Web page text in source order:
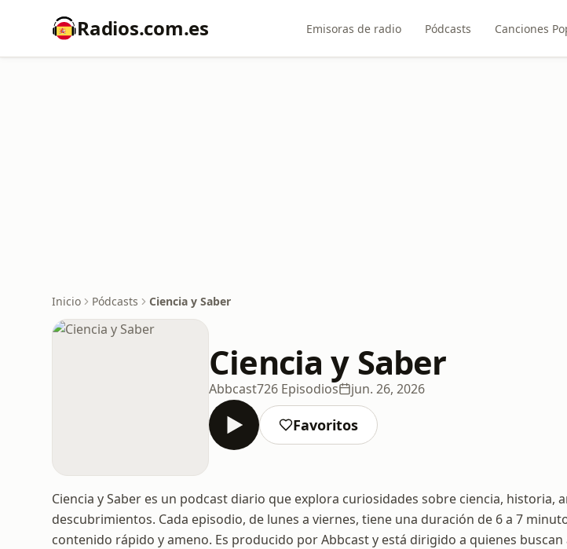
Radios.com.es Emisoras de radio Pódcasts Canciones
Inicio Pódcasts Ciencia y Saber
Ciencia y Saber
Abbcast726 Episodios jun. 26, 2026
Favoritos
Ciencia y Saber es un podcast diario que explora curiosidades sobre ciencia, historia,
descubrimientos. Cada episodio, de lunes a viernes, tiene una duración de 6 a 7
contenido rápido y ameno. Es producido por Abbcast y está dirigido a quienes